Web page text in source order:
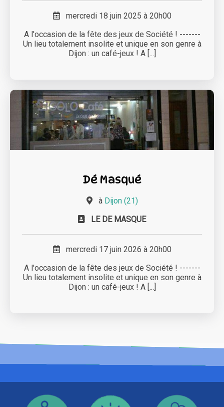
mercredi 18 juin 2025 à 20h00
A l'occasion de la fête des jeux de Société ! -------
Un lieu totalement insolite et unique en son genre à
Dijon : un café-jeux ! A [...]
Dé Masqué
à Dijon (21)
LE DE MASQUE
mercredi 17 juin 2026 à 20h00
A l'occasion de la fête des jeux de Société ! -------
Un lieu totalement insolite et unique en son genre à
Dijon : un café-jeux ! A [...]